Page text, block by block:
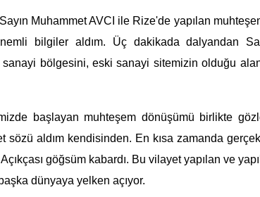
Muhammet AVCI ile Rize'de yapılan
bilgiler aldım. Üç dakikada dalyandan
sanayi bölgesini, eski sanayi sitemizin olduğu
başlayan muhteşem dönüşümü birlikte
sözü aldım kendisinden. En kısa zamanda
göğsüm kabardı. Bu vilayet yapılan ve
dünyaya yelken açıyor.